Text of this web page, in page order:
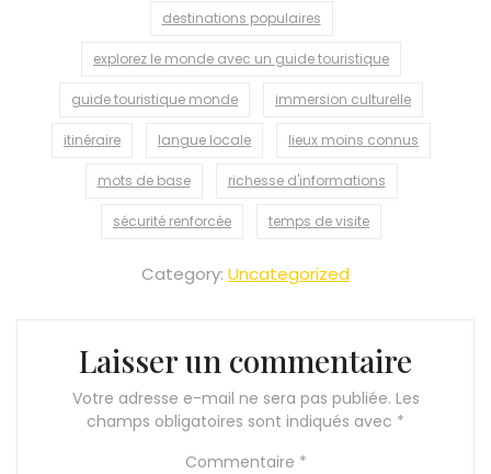
destinations populaires
explorez le monde avec un guide touristique
guide touristique monde immersion culturelle
itinéraire langue locale lieux moins connus
mots de base richesse d'informations
sécurité renforcée temps de visite
Category: Uncategorized
Laisser un commentaire
Votre adresse e-mail ne sera pas publiée. Les
champs obligatoires sont indiqués avec *
Commentaire *